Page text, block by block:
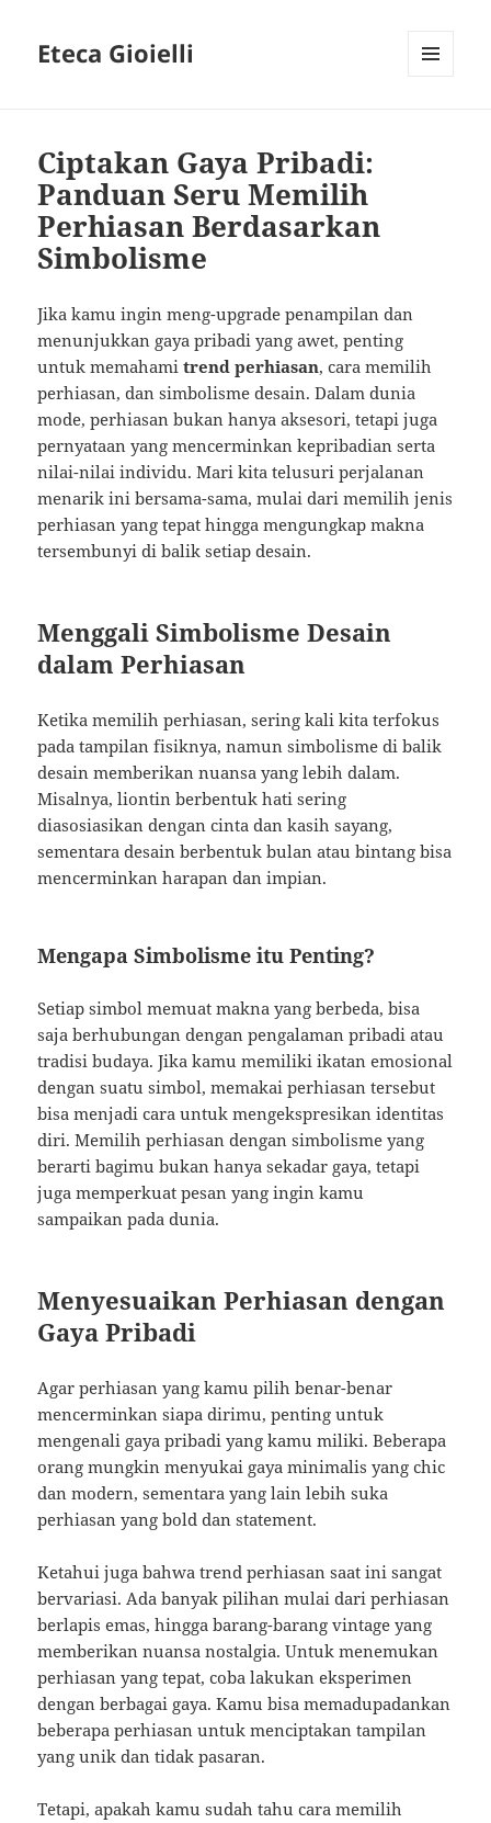
Eteca Gioielli
Ciptakan Gaya Pribadi:
Panduan Seru Memilih
Perhiasan Berdasarkan
Simbolisme
Jika kamu ingin meng-upgrade penampilan dan
menunjukkan gaya pribadi yang awet, penting
untuk memahamitrend perhiasan, cara memilih
perhiasan, dan simbolisme desain. Dalam dunia
mode, perhiasan bukan hanya aksesori, tetapi juga
pernyataan yang mencerminkan kepribadian serta
nilai-nilai individu. Mari kita telusuri perjalanan
menarik ini bersama-sama, mulai dari memilih jenis
perhiasan yang tepat hingga mengungkap makna
tersembunyi di balik setiap desain.
Menggali Simbolisme Desain
dalam Perhiasan
Ketika memilih perhiasan, sering kali kita terfokus
pada tampilan fisiknya, namun simbolisme di balik
desain memberikan nuansa yang lebih dalam.
Misalnya, liontin berbentuk hati sering
diasosiasikan dengan cinta dan kasih sayang,
sementara desain berbentuk bulan atau bintang bisa
mencerminkan harapan dan impian.
Mengapa Simbolisme itu Penting?
Setiap simbol memuat makna yang berbeda, bisa
saja berhubungan dengan pengalaman pribadi atau
tradisi budaya. Jika kamu memiliki ikatan emosional
dengan suatu simbol, memakai perhiasan tersebut
bisa menjadi cara untuk mengekspresikan identitas
diri. Memilih perhiasan dengan simbolisme yang
berarti bagimu bukan hanya sekadar gaya, tetapi
juga memperkuat pesan yang ingin kamu
sampaikan pada dunia.
Menyesuaikan Perhiasan dengan
Gaya Pribadi
Agar perhiasan yang kamu pilih benar-benar
mencerminkan siapa dirimu, penting untuk
mengenali gaya pribadi yang kamu miliki. Beberapa
orang mungkin menyukai gaya minimalis yang chic
dan modern, sementara yang lain lebih suka
perhiasan yang bold dan statement.
Ketahui juga bahwa trend perhiasan saat ini sangat
bervariasi. Ada banyak pilihan mulai dari perhiasan
berlapis emas, hingga barang-barang vintage yang
memberikan nuansa nostalgia. Untuk menemukan
perhiasan yang tepat, coba lakukan eksperimen
dengan berbagai gaya. Kamu bisa memadupadankan
beberapa perhiasan untuk menciptakan tampilan
yang unik dan tidak pasaran.
Tetapi, apakah kamu sudah tahu cara memilih